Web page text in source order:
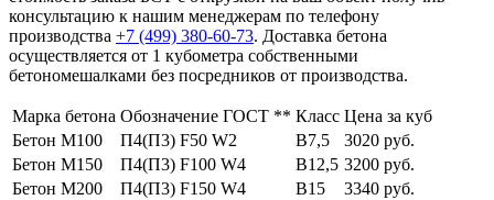
консультацию к нашим менеджерам по телефону
производства +7 (499) 380-60-73. Доставка бетона
осуществляется от 1 кубометра собственными
бетономешалками без посредников от производства.
Марка бетона Обозначение ГОСТ ** Класс Цена за куб
Бетон М100
П4(П3) F50 W2 В7,5
3020 руб.
Бетон М150
П4(П3) F100 W4 В12,5 3200 руб.
Бетон М200
П4(П3) F150 W4 В15
3340 руб.